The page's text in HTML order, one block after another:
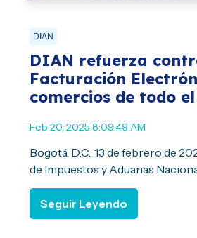
DIAN
DIAN refuerza
Facturación
comercios de todo
Feb 20, 2025 8:09:49 AM
Bogotá, D.C., 13 de febrero de
de Impuestos y Aduanas
Seguir Leyendo